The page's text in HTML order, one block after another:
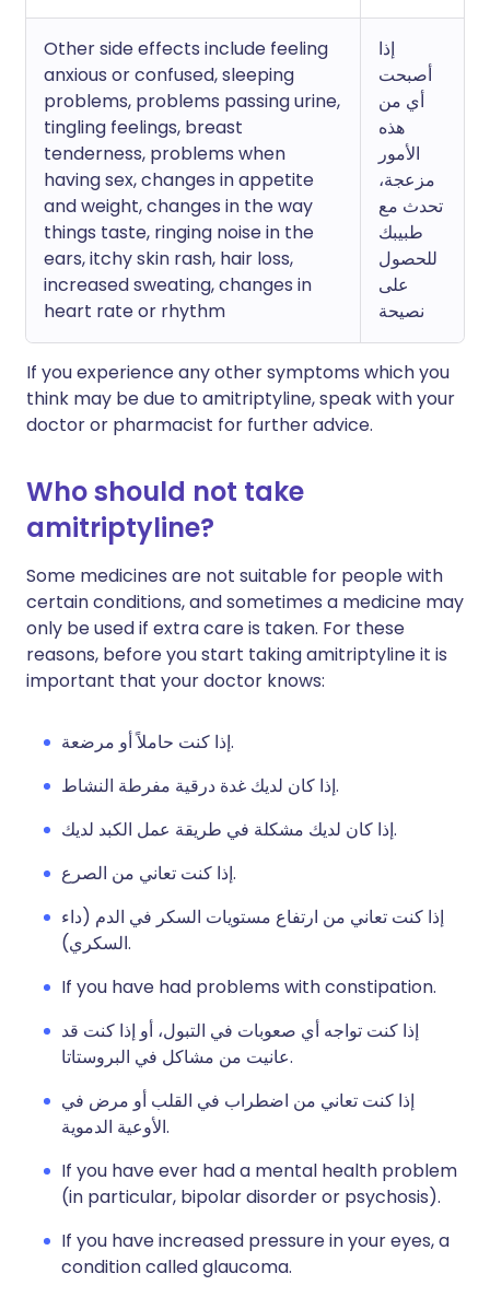
Other side effects include feeling
anxious or confused, sleeping
problems, problems passing urine,
tingling feelings, breast
tenderness, problems when
having sex, changes in appetite
and weight, changes in the way
things taste, ringing noise in the
ears, itchy skin rash, hair loss,
increased sweating, changes in
heart rate or rhythm
إذا
أصبحت
أي من
هذه
الأمور
مزعجة،
تحدث مع
طبيبك
للحصول
على
نصيحة
If you experience any other symptoms which you
think may be due to amitriptyline, speak with your
doctor or pharmacist for further advice.
Who should not take
amitriptyline?
Some medicines are not suitable for people with
certain conditions, and sometimes a medicine may
only be used if extra care is taken. For these
reasons, before you start taking amitriptyline it is
important that your doctor knows:
إذا كنت حاملاً أو مرضعة.
إذا كان لديك غدة درقية مفرطة النشاط.
إذا كان لديك مشكلة في طريقة عمل الكبد لديك.
إذا كنت تعاني من الصرع.
إذا كنت تعاني من ارتفاع مستويات السكر في الدم (داء
السكري).
If you have had problems with constipation.
إذا كنت تواجه أي صعوبات في التبول، أو إذا كنت قد
عانيت من مشاكل في البروستاتا.
إذا كنت تعاني من اضطراب في القلب أو مرض في
الأوعية الدموية.
If you have ever had a mental health problem
(in particular, bipolar disorder or psychosis).
If you have increased pressure in your eyes, a
condition called glaucoma.